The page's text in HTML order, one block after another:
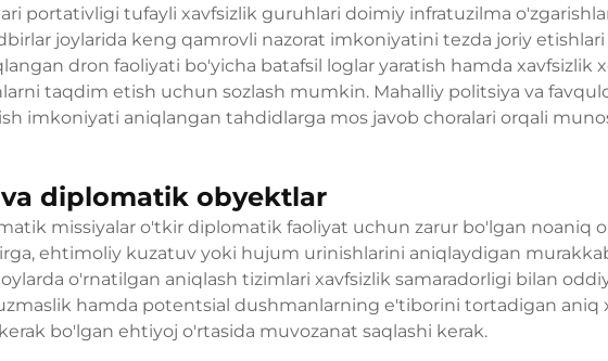
portativligi tufayli xavfsizlik guruhlari doimiy infratuzilma
joylarida keng qamrovli nazorat imkoniyatini tezda joriy
dron faoliyati bo'yicha batafsil loglar yaratish hamda xavfsizlik
taqdim etish uchun sozlash mumkin. Mahalliy politsiya va
imkoniyati aniqlangan tahdidlarga mos javob choralari orqali
diplomatik obyektlar
missiyalar o'tkir diplomatik faoliyat uchun zarur bo'lgan noaniq
ehtimoliy kuzatuv yoki hujum urinishlarini aniqlaydigan
o'rnatilgan aniqlash tizimlari xavfsizlik samaradorligi bilan
hamda potentsial dushmanlarning e'tiborini tortadigan aniq
bo'lgan ehtiyoj o'rtasida muvozanat saqlashi kerak.